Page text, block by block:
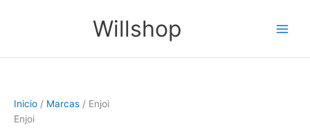
Willshop
Inicio / Marcas / Enjoi
Enjoi
por
los